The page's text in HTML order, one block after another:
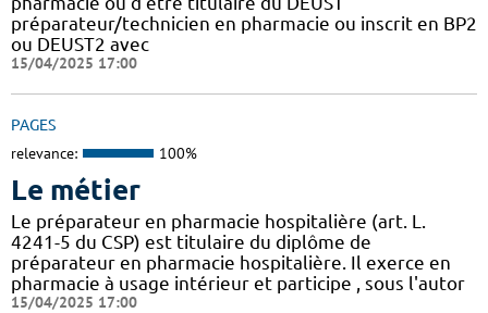
préparateur/technicien en pharmacie ou inscrit en BP2
ou DEUST2 avec
15/04/2025 17:00
PAGES
relevance: 100%
Le métier
Le préparateur en pharmacie hospitalière (art. L.
4241-5 du CSP) est titulaire du diplôme de
préparateur en pharmacie hospitalière. Il exerce en
pharmacie à usage intérieur et participe , sous l'autor
15/04/2025 17:00